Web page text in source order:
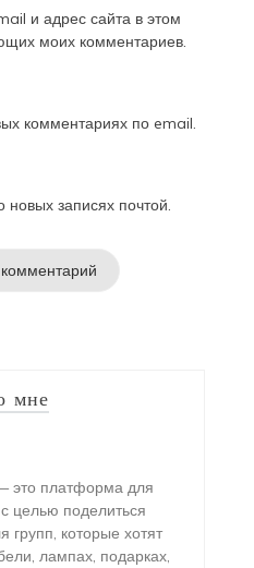
и адрес сайта в этом
моих комментариев.
комментариях по email.
записях почтой.
мне
это платформа для
целью поделиться
групп, которые хотят
лампах, подарках,